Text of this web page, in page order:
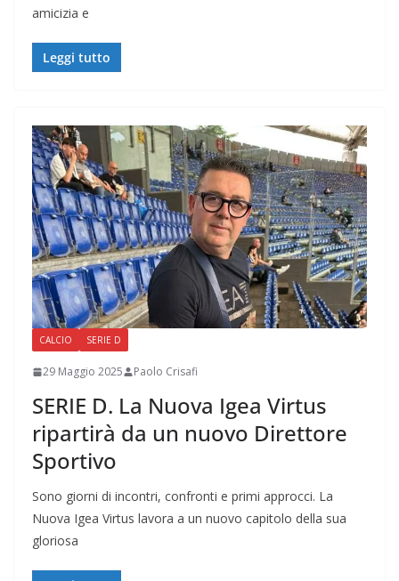
amicizia e
Leggi tutto
CALCIO SERIE D
29 Maggio 2025 Paolo Crisafi
SERIE D. La Nuova Igea Virtus
ripartirà da un nuovo Direttore
Sportivo
Sono giorni di incontri, confronti e primi approcci. La
Nuova Igea Virtus lavora a un nuovo capitolo della sua
gloriosa